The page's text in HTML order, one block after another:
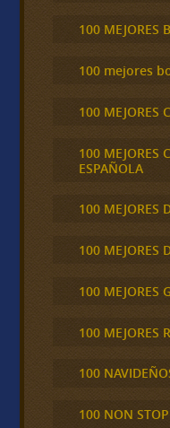
100 MEJORES
100 mejores
100 MEJORES
100 MEJORES
ESPAÑOLA
100 MEJORES
100 MEJORES
100 MEJORES
100 MEJORES
100
100 NON